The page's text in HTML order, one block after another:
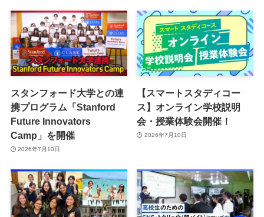
スタンフォード大学との連
携プログラム「Stanford
Future Innovators
Camp」を開催
2026年7月10日
【スマートスタディコー
ス】オンライン学校説明
会・授業体験会開催！
2026年7月10日